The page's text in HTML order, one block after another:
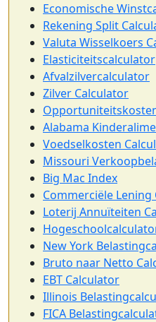
Economische
Rekening Split
Valuta Wisselkoers
Elasticiteitscalculator
Afvalzilvercalculator
Zilver Calculator
Alabama
Voedselkosten
Missouri
Big Mac Index
Commerciële Lening
Loterij Annuïteiten
New York
Bruto naar Netto
EBT Calculator
Illinois
FICA